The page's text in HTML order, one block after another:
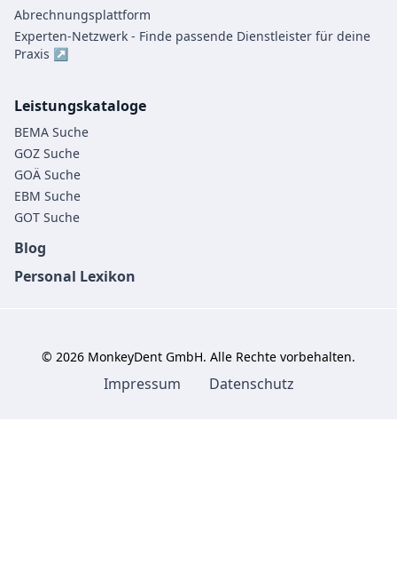
Abrechnungsplattform
Experten-Netzwerk - Finde passende Dienstleister für deine
Praxis ↗
Leistungskataloge
BEMA Suche
GOZ Suche
GOÄ Suche
EBM Suche
GOT Suche
Blog
Personal Lexikon
© 2026 MonkeyDent GmbH. Alle Rechte vorbehalten.
Impressum Datenschutz